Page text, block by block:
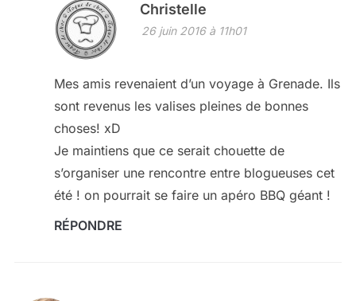
Christelle
26 juin 2016 à 11h01
Mes amis revenaient d’un voyage à Grenade. Ils
sont revenus les valises pleines de bonnes
choses! xD
Je maintiens que ce serait chouette de
s’organiser une rencontre entre blogueuses cet
été ! on pourrait se faire un apéro BBQ géant !
RÉPONDRE